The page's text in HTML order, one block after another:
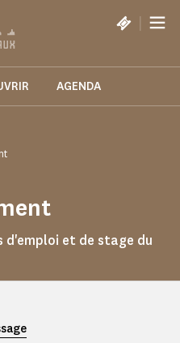
|
AGENDA
d'emploi et de stage du